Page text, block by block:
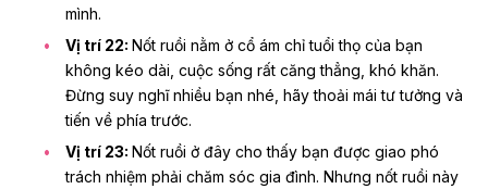
mình.
Vị trí 22: Nốt ruồi nằm ở cổ ám chỉ tuổi thọ của bạn
không kéo dài, cuộc sống rất căng thẳng, khó khăn.
Đừng suy nghĩ nhiều bạn nhé, hãy thoải mái tư tưởng và
tiến về phía trước.
Vị trí 23: Nốt ruồi ở đây cho thấy bạn được giao phó
trách nhiệm phải chăm sóc gia đình. Nhưng nốt ruồi này